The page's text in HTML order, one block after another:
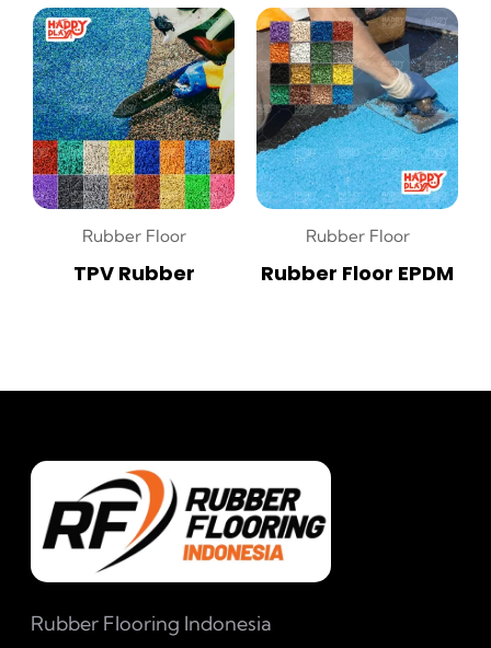
Rubber Floor
TPV Rubber
Rubber Floor
Rubber Floor EPDM
Rubber Flooring Indonesia